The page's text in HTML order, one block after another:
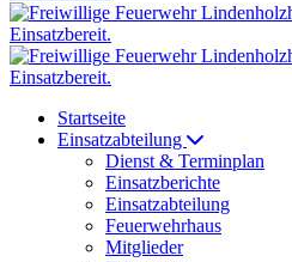
Startseite
Einsatzabteilung
Dienst & Terminplan
Einsatzberichte
Einsatzabteilung
Feuerwehrhaus
Mitglieder